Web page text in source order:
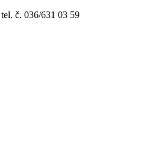
tel. č. 036/631 03 59